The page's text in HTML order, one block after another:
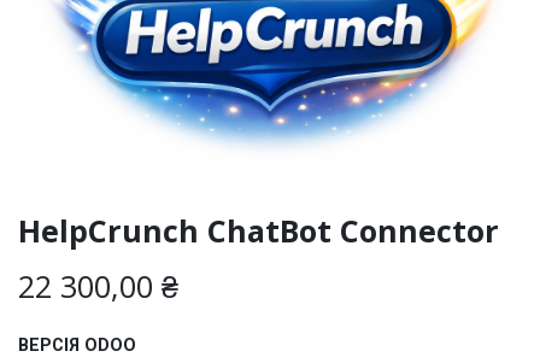
HelpCrunch ChatBot Connector
22 300,00 ₴
ВЕРСІЯ ODOO